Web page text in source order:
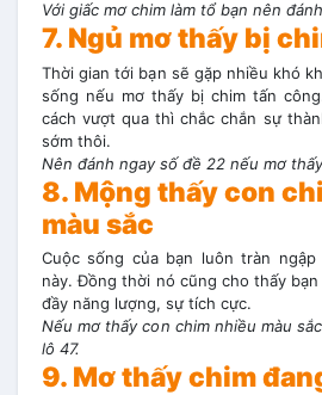
Với giấc mơ chim làm tổ bạn nên
7. Ngủ mơ thấy bị
Thời gian tới bạn sẽ gặp nhiều khó
sống nếu mơ thấy bị chim tấn
cách vượt qua thì chắc chắn sự
sớm thôi.
Nên đánh ngay số đề 22 nếu mơ
8. Mộng thấy con
màu sắc
Cuộc sống của bạn luôn tràn
này. Đồng thời nó cũng cho thấy
đầy năng lượng, sự tích cực.
Nếu mơ thấy con chim nhiều màu
lô 47.
9. Mơ thấy chim